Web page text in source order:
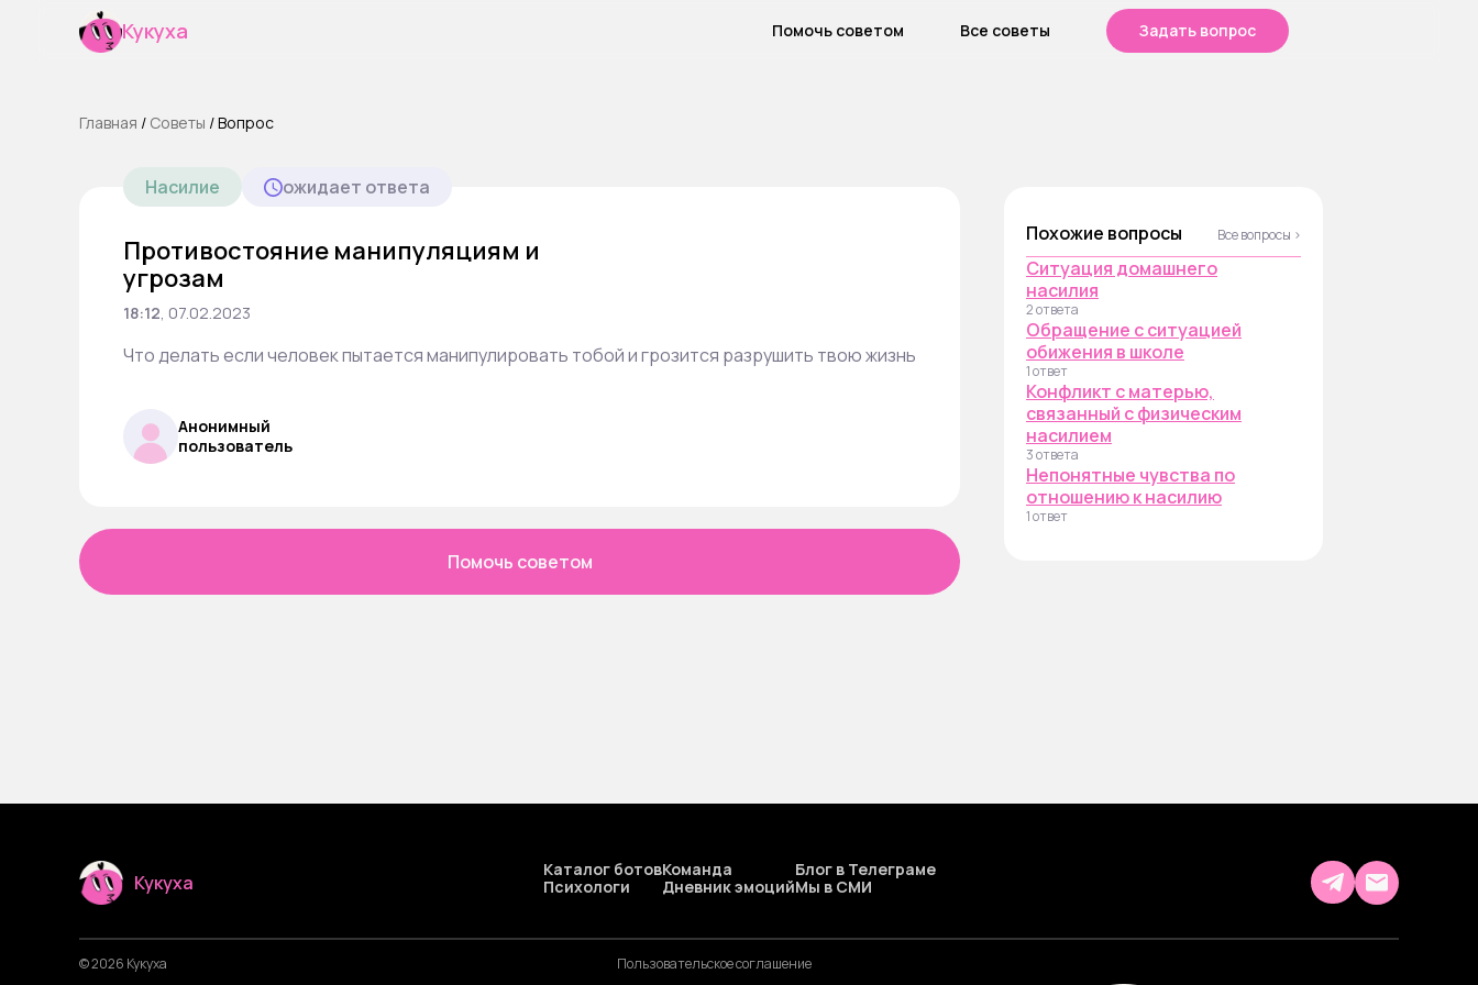
Кукуха Помочь советом Все советы Задать вопрос
Главная / Cоветы /Вопрос
Насилие ожидает ответа
Противостояние манипуляциям и
угрозам
18:12, 07.02.2023
Что делать если человек пытается манипулировать тобой и грозится разрушить твою жизнь
Анонимный
пользователь
Помочь советом
Похожие вопросы Все вопросы ›
Ситуация домашнего
насилия
2 ответа
Обращение с ситуацией
обижения в школе
1 ответ
Конфликт с матерью,
связанный с физическим
насилием
3 ответа
Непонятные чувства по
отношению к насилию
1 ответ
Кукуха
Каталог ботов
Психологи
Команда
Дневник эмоций
Блог в Телеграме
Мы в СМИ
© 2026 Кукуха
Пользовательское соглашение